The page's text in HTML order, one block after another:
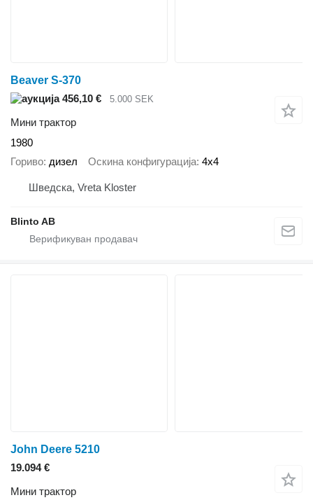
Beaver S-370
456,10 €
5.000 SEK
Мини трактор
1980
Гориво дизел Оскина конфигурација 4x4
Шведска, Vreta Kloster
Blinto AB
John Deere 5210
19.094 €
Мини трактор